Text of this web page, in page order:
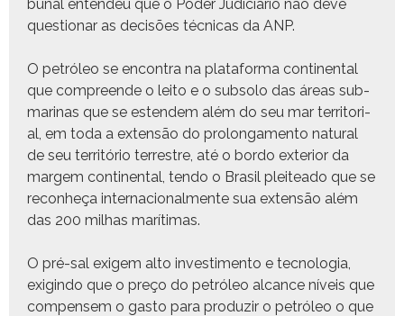
bunal enten­deu que o Poder Judi­ciário não deve
ques­tionar as decisões téc­ni­cas da ANP.
O petróleo se encon­tra na platafor­ma con­ti­nen­tal
que com­preende o leito e o sub­so­lo das áreas sub­
mari­nas que se esten­dem além do seu mar ter­ri­to­r­i­
al, em toda a exten­são do pro­longa­men­to nat­ur­al
de seu ter­ritório ter­restre, até o bor­do exte­ri­or da
margem con­ti­nen­tal, ten­do o Brasil pleit­ea­do que se
recon­heça inter­na­cional­mente sua exten­são além
das 200 mil­has marítimas.
O pré-sal exigem alto inves­ti­men­to e tec­nolo­gia,
exigin­do que o preço do petróleo alcance níveis que
com­pensem o gas­to para pro­duzir o petróleo o que